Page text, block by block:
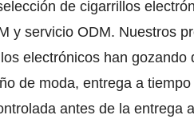
de cigarrillos
y servicio ODM. Nuestros
electrónicos han
de moda, entrega a
antes de la